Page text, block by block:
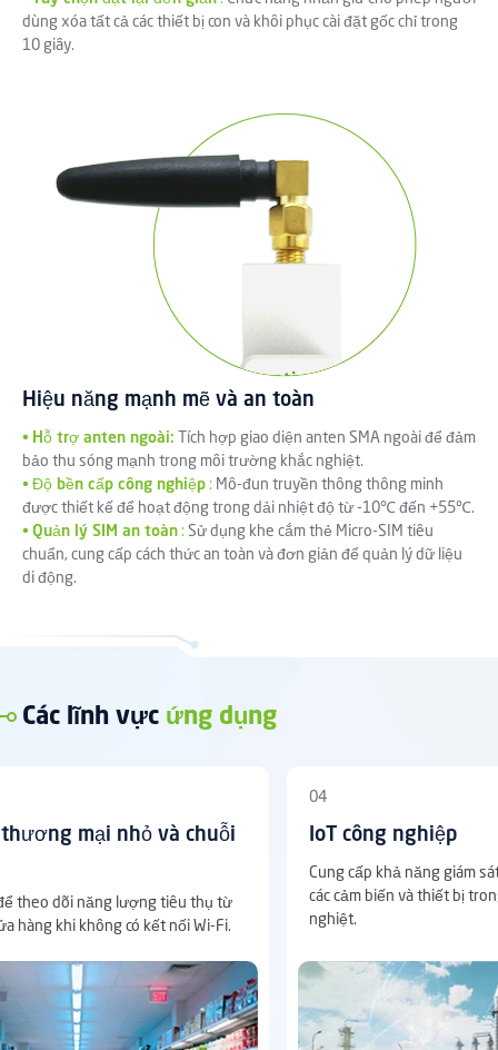
dùng xóa tất cả các thiết bị con và khôi phục cài đặt gốc chỉ trong
10 giây.
Hiệu năng mạnh mẽ và an toàn
• Hỗ trợ anten ngoài:
Tích hợp giao diện anten SMA ngoài để đảm
bảo thu sóng mạnh trong môi trường khắc nghiệt.
• Độ bền cấp công nghiệp : Mô-đun truyền thông thông minh
được thiết kế để hoạt động trong dải nhiệt độ từ -10℃ đến +55℃.
• Quản lý SIM an toàn : Sử dụng khe cắm thẻ Micro-SIM tiêu
chuẩn, cung cấp cách thức an toàn và đơn giản để quản lý dữ liệu
di động.
Các lĩnh vực ứng dụng
mại nhỏ và chuỗi
theo dõi năng lượng tiêu thụ từ
hàng khi không có kết nối Wi-Fi.
04
IoT công nghiệp
Cung cấp khả năng giám
các cảm biến và thiết bị
nghiệt.